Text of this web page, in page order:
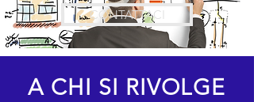
CONTATTACI
A CHI SI RIVOLGE